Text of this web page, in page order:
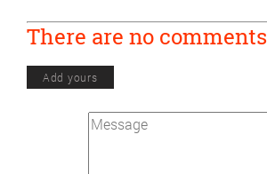
There are no comments
Add yours